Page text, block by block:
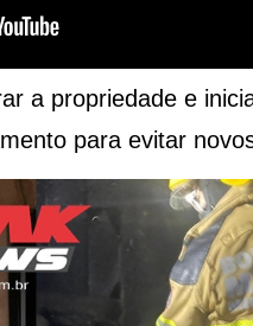
a propriedade e
para evitar